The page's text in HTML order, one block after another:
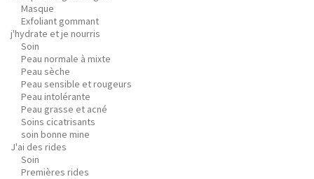
Masque
Exfoliant gommant
j'hydrate et je nourris
Soin
Peau normale à mixte
Peau sèche
Peau sensible et rougeurs
Peau intolérante
Peau grasse et acné
Soins cicatrisants
soin bonne mine
J'ai des rides
Soin
Premières rides